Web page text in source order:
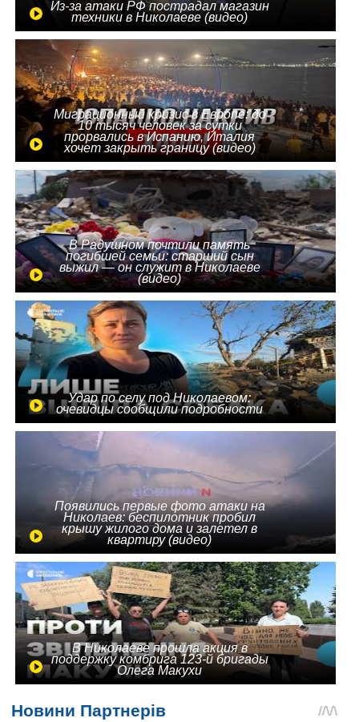
Из-за атаки РФ пострадал магазин
техники в Николаеве (видео)
Миграционный кризис в Европе: до
10 тысяч человек за сутки
прорвались в Испанию, Италия
хочет закрыть границу (видео)
В Радушном почтили память
погибшей семьи: старший сын
выжил — он служит в Николаеве
(видео)
Удар по селу под Николаевом:
очевидцы сообщили подробности
Появились первые фото атаки на
Николаев: беспилотник пробил
крышу жилого дома и залетел в
квартиру (видео)
В Николаеве прошла акция в
поддержку комбрига 123-й бригады
Олега Макухи